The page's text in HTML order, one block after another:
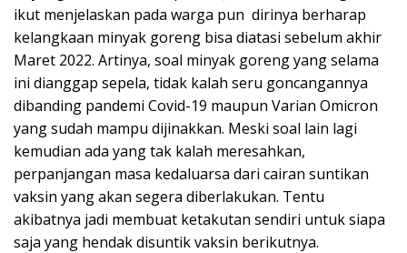
ikut menjelaskan pada warga pun dirinya berharap
kelangkaan minyak goreng bisa diatasi sebelum akhir
Maret 2022. Artinya, soal minyak goreng yang selama
ini dianggap sepela, tidak kalah seru goncangannya
dibanding pandemi Covid-19 maupun Varian Omicron
yang sudah mampu dijinakkan. Meski soal lain lagi
kemudian ada yang tak kalah meresahkan,
perpanjangan masa kedaluarsa dari cairan suntikan
vaksin yang akan segera diberlakukan. Tentu
akibatnya jadi membuat ketakutan sendiri untuk siapa
saja yang hendak disuntik vaksin berikutnya.